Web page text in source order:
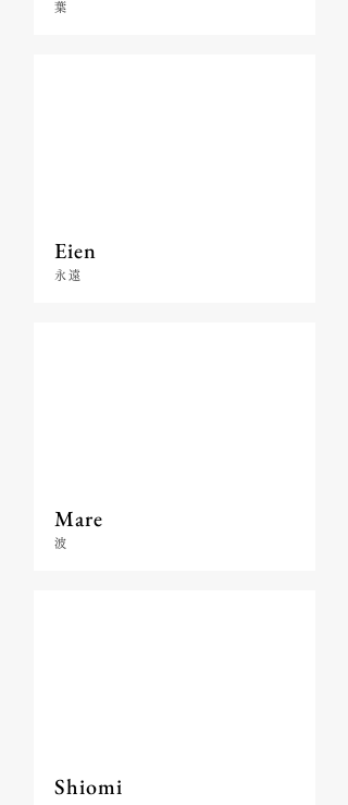
葉
Eien
永遠
Mare
波
Shiomi